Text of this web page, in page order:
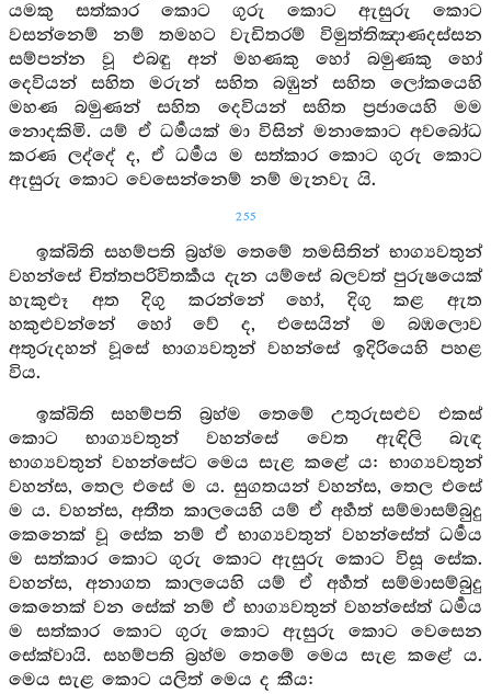
යමකු සත්කාර කොට ගුරු කොට ඇසුරු කොට
වසන්නෙම් නම් තමහට වැඩිතරම් විමුත්තිඤාණදස්සන
සම්පන්න වූ එබඳු අන් මහණකු හෝ බමුණකු හෝ
දෙවියන් සහිත මරුන් සහිත බඹුන් සහිත ලෝකයෙහි
මහණ බමුණන් සහිත දෙවියන් සහිත ප්‍රජායෙහි මම
නොදකිමි. යම් ඒ ධර්‍මයක් මා විසින් මනාකොට අවබෝධ
කරණ ලද්දේ ද, ඒ ධර්‍මය ම සත්කාර කොට ගුරු කොට
ඇසුරු කොට වෙසෙන්නෙම් නම් මැනවැ යි.
255
ඉක්බිති සහම්පති බ්‍රහ්ම තෙමේ තමසිතින් භාග්‍යවතුන්
වහන්සේ චිත්තපරිවිතර්‍කය දැන යම්සේ බලවත් පුරුෂයෙක්
හැකුළූ අත දිගු කරන්නේ හෝ, දිගු කළ ඇත
හකුළුවන්නේ හෝ වේ ද, එසෙයින් ම බඹලොව
අතුරුදහන් වූසේ භාග්‍යවතුන් වහන්සේ ඉදිරියෙහි පහළ
විය.
ඉක්බිති සහම්පති බ්‍රහ්ම තෙමේ උතුරුසළුව එකස්
කොට භාග්‍යවතුන් වහන්සේ වෙත ඇඳිලි බැඳ
භාග්‍යවතුන් වහන්සේට මෙය සැළ කළේ ය: භාග්‍යවතුන්
වහන්ස, තෙල එසේ ම ය. සුගතයන් වහන්ස, තෙල එසේ
ම ය. වහන්ස, අතීත කාලයෙහි යම් ඒ අර්‍හත් සම්මාසම්බුදු
කෙනෙක් වූ සේක නම් ඒ භාග්‍යවතුන් වහන්සේත් ධර්‍මය
ම සත්කාර කොට ගුරු කොට ඇසුරු කොට විසූ සේක.
වහන්ස, අනාගත කාලයෙහි යම් ඒ අර්‍හත් සම්මාසම්බුදු
කෙනෙක් වන සේක් නම් ඒ භාග්‍යවතුන් වහන්සේත් ධර්‍මය
ම සත්කාර කොට ගුරු කොට ඇසුරු කොට වෙසෙන
සේක්වායි. සහම්පති බ්‍රහ්ම තෙමේ මෙය සැළ කළේ ය.
මෙය සැළ කොට යලිත් මෙය ද කීය: